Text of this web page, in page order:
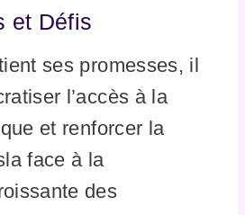
et Défis
ses promesses, il
l’accès à la
et renforcer la
face à la
des